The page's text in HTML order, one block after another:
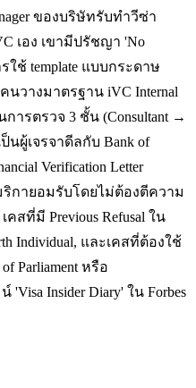
ของบริษัทรับทำวีซ่า
เอง เขามีปรัชญา 'No
ใช้ template แบบกระดาษ
วางมาตรฐาน iVC Internal
การตรวจ 3 ชั้น (Consultant →
นผู้เจรจาดีลกับ Bank of
Verification Letter
กายอมรับโดยไม่ต้องตีความ
คสที่มี Previous Refusal ใน
Individual, และเคสที่ต้องใช้
Parliament หรือ
Insider Diary' ใน Forbes